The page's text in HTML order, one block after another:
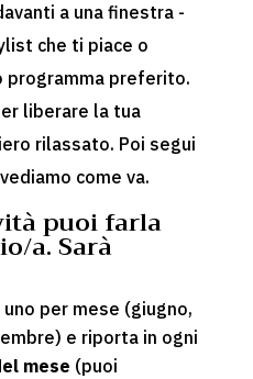
a una finestra -
che ti piace o
programma preferito.
liberare la tua
rilassato. Poi segui
come va.
puoi farla
a. Sarà
per mese (giugno,
e riporta in ogni
mese (puoi